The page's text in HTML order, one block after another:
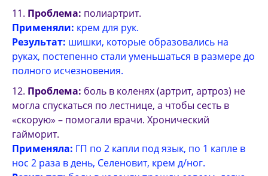
Проблема: полиартрит.
Применяли: крем для рук.
Результат: шишки, которые образовались на
руках, постепенно стали уменьшаться в размере до
полного исчезновения.
Проблема: боль в коленях (артрит, артроз) не
могла спускаться по лестнице, а чтобы сесть в
«скорую» – помогали врачи. Хронический
гайморит.
Применяла: ГП по 2 капли под язык, по 1 капле в
нос 2 раза в день, Селеновит, крем д/ног.